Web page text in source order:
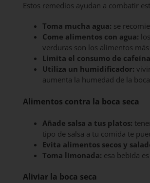
Estos remedios ayudan a combatir
Toma mucha agua: se
Come alimentos con agua: los
verduras son los alimentos
Limita el consumo de
Utiliza un humidificador:
aumenta la humedad de la
Alimentos contra la boca seca
Añade salsa a tus platos:
tipo de salsa a tu comida te
Evita alimentos secos y
Toma limonada: esa bebida
Aliviar la boca seca